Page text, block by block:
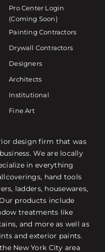
Pro Center Login
(Coming Soon)
Painting Contractors
Drywall Contractors
Designers
Architects
Institutional
Fine Art
design firm that was
We are locally
in everything
hand tools
ladders, housewares,
products include
treatments like
and more as well as
and exterior paints.
New York City area